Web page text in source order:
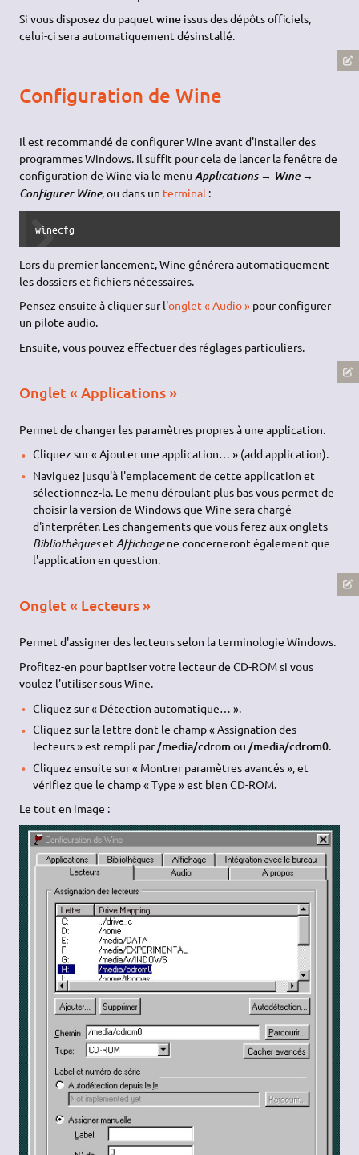
Si vous disposez du paquetwine issus des dépôts officiels,
celui-ci sera automatiquement désinstallé.
Configuration de Wine
Il est recommandé de configurer Wine avant d'installer des
programmes Windows. Il suffit pour cela de lancer la fenêtre de
configuration de Wine via le menuApplications → Wine →
Configurer Wine, ou dans un terminal :
winecfg
Lors du premier lancement, Wine générera automatiquement
les dossiers et fichiers nécessaires.
Pensez ensuite à cliquer sur l'onglet « Audio » pour configurer
un pilote audio.
Ensuite, vous pouvez effectuer des réglages particuliers.
Onglet « Applications »
Permet de changer les paramètres propres à une application.
Cliquez sur « Ajouter une application… » (add application).
Naviguez jusqu'à l'emplacement de cette application et
sélectionnez-la. Le menu déroulant plus bas vous permet de
choisir la version de Windows que Wine sera chargé
d'interpréter. Les changements que vous ferez aux onglets
Bibliothèqueset Affichagene concerneront également que
l'application en question.
Onglet « Lecteurs »
Permet d'assigner des lecteurs selon la terminologie Windows.
Profitez-en pour baptiser votre lecteur de CD-ROM si vous
voulez l'utiliser sous Wine.
Cliquez sur « Détection automatique… ».
Cliquez sur la lettre dont le champ « Assignation des
lecteurs » est rempli par/media/cdromou /media/cdrom0.
Cliquez ensuite sur « Montrer paramètres avancés », et
vérifiez que le champ « Type » est bien CD-ROM.
Le tout en image :